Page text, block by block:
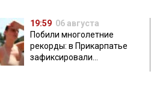
19:59 06 августа
Побили многолетние
рекорды: в Прикарпатье
зафиксировали